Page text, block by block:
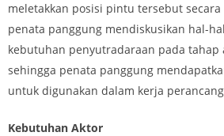
meletakkan posisi pintu tersebut
penata panggung mendiskusikan hal-
kebutuhan penyutradaraan pada tahap
sehingga penata panggung
untuk digunakan dalam kerja
Kebutuhan Aktor